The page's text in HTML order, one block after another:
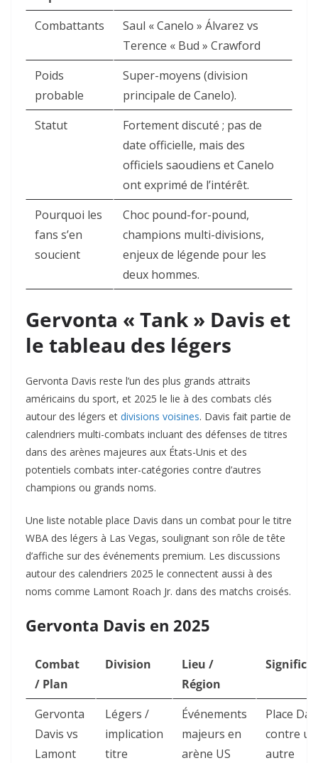
Combattants
Saul « Canelo » Álvarez vs
Terence « Bud » Crawford
Poids
probable
Super-moyens (division
principale de Canelo).
Statut
Fortement discuté ; pas de
date officielle, mais des
officiels saoudiens et Canelo
ont exprimé de l’intérêt.
Pourquoi les
fans s’en
soucient
Choc pound-for-pound,
champions multi-divisions,
enjeux de légende pour les
deux hommes.
Gervonta « Tank » Davis et
le tableau des légers
Gervonta Davis reste l’un des plus grands attraits
américains du sport, et 2025 le lie à des combats clés
autour des légers et divisions voisines. Davis fait partie de
calendriers multi-combats incluant des défenses de titres
dans des arènes majeures aux États-Unis et des
potentiels combats inter-catégories contre d’autres
champions ou grands noms.
Une liste notable place Davis dans un combat pour le titre
WBA des légers à Las Vegas, soulignant son rôle de tête
d’affiche sur des événements premium. Les discussions
autour des calendriers 2025 le connectent aussi à des
noms comme Lamont Roach Jr. dans des matchs croisés.
Gervonta Davis en 2025
Combat
/ Plan
Division
Lieu /
Région
Gervonta
Davis vs
Lamont
Légers /
implication
titre
Événements
majeurs en
arène US
Place
contre un
autre